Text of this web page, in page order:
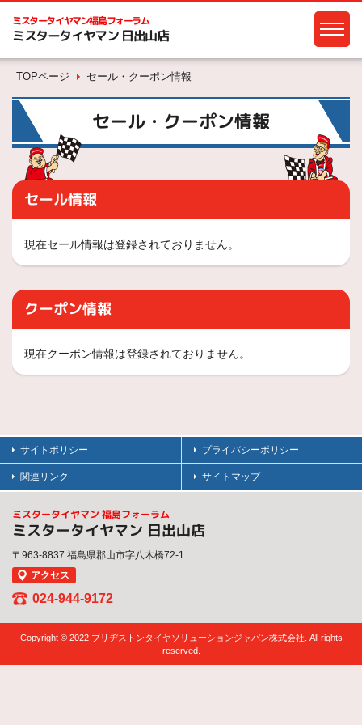
ミスタータイヤマン福島フォーラム
ミスタータイヤマン 日出山店
TOPページ セール・クーポン情報
セール・クーポン情報
セール情報
現在セール情報は登録されておりません。
クーポン情報
現在クーポン情報は登録されておりません。
サイトポリシー プライバシーポリシー
関連リンク サイトマップ
ミスタータイヤマン 福島フォーラム
ミスタータイヤマン 日出山店
〒963-8837 福島県郡山市字八木橋72-1
アクセス
024-944-9172
Copyright © 2022 ブリヂストンタイヤソリューションジャパン株式会社. All rights
reserved.